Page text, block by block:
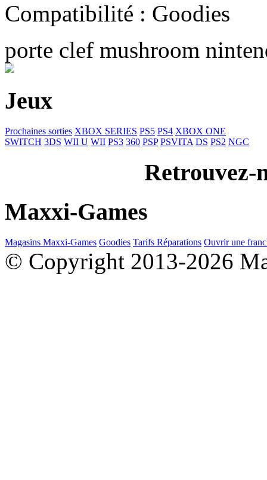
Compatibilité : Goodies
porte clef mushroom
Jeux
Prochaines sorties XBOX SERIES PS5 PS4 XBOX ONE
SWITCH 3DS WII U WII PS3 360 PSP PSVITA DS PS2 NGC
Retrouvez-
Maxxi-Games
Magasins Maxxi-Games Goodies Tarifs Réparations Ouvrir une
© Copyright 2013-2026